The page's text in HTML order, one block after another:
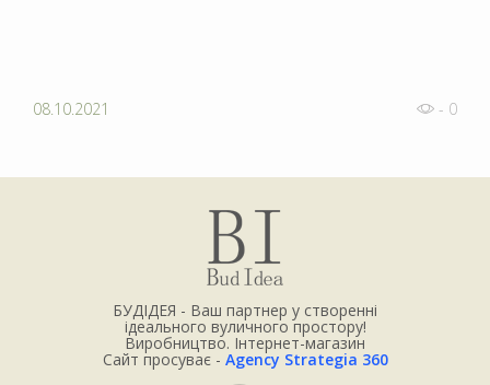
08.10.2021 - 0
БУДІДЕЯ - Ваш партнер у створенні
ідеального вуличного простору!
Виробництво. Інтернет-магазин
Сайт просуває - Agency Strategia 360